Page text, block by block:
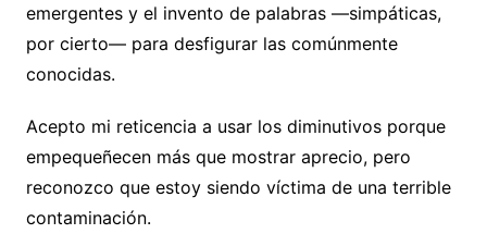
emergentes y el invento de palabras —simpáticas,
por cierto— para desfigurar las comúnmente
conocidas.
Acepto mi reticencia a usar los diminutivos porque
empequeñecen más que mostrar aprecio, pero
reconozco que estoy siendo víctima de una terrible
contaminación.